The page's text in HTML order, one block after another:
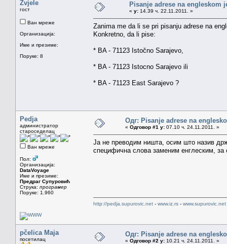
Zvjele
гост
Ван мреже
Организација:
Име и презиме:
Поруке: 8
Pisanje adrese na engleskom
« у: 14.39 ч. 22.11.2011. »
Zanima me da li se pri pisanju adrese na
Konkretno, da li pise:
* BA - 71123 Istočno Sarajevo,
* BA - 71123 Istocno Sarajevo ili
* BA - 71123 East Sarajevo ?
Pedja
администратор
староседелац
Ван мреже
Пол:
Организација:
DataVoyage
Име и презиме:
Предраг Супуровић
Струка: програмер
Поруке: 1.960
Одг: Pisanje adrese na
« Одговор #1 у: 07.10 ч. 24.11.2011. »
Ја не преводим ништа, осим што назив
специфична слова заменим енглеским,
http://pedja.supurovic.net - www.iz.rs - www.supurovic.net
pčelica Maja
посетилац
Одг: Pisanje adrese na
« Одговор #2 у: 10.21 ч. 24.11.2011. »